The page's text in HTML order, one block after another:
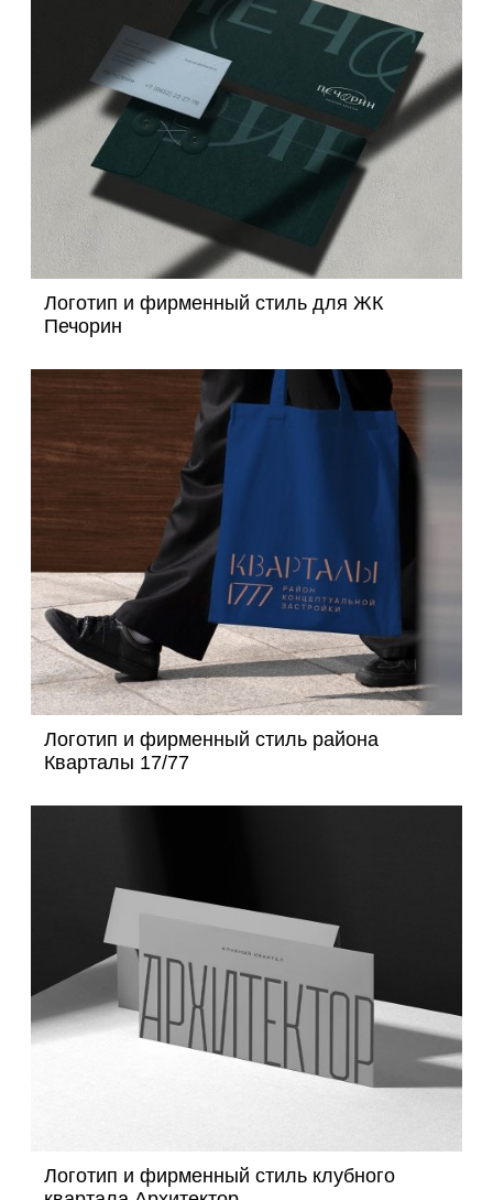
Логотип и фирменный стиль для ЖК
Печорин
Логотип и фирменный стиль района
Кварталы 17/77
Логотип и фирменный стиль клубного